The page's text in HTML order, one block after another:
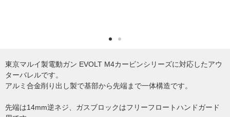
東京マルイ製電動ガン EVOLT M4カービンシリーズに対応したアウ
ターバレルです。
アルミ合金削り出し製で基部から先端まで一体構造です。
先端は14mm逆ネジ、ガスブロックはフリーフロートハンドガード